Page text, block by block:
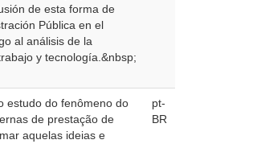
de esta forma de
Pública en el
al análisis de la
y tecnología.&nbsp;
estudo do fenômeno do
de prestação de
aquelas ideias e
pt-
BR